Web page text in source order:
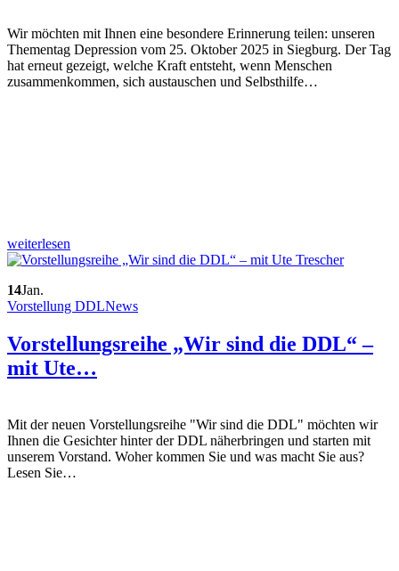
Wir möchten mit Ihnen eine besondere Erinnerung teilen: unseren
Thementag Depression vom 25. Oktober 2025 in Siegburg. Der Tag
hat erneut gezeigt, welche Kraft entsteht, wenn Menschen
zusammenkommen, sich austauschen und Selbsthilfe…
weiterlesen
14Jan.
Vorstellung DDLNews
Vorstellungsreihe „Wir sind die DDL“ –
mit Ute…
Mit der neuen Vorstellungsreihe "Wir sind die DDL" möchten wir
Ihnen die Gesichter hinter der DDL näherbringen und starten mit
unserem Vorstand. Woher kommen Sie und was macht Sie aus?
Lesen Sie…